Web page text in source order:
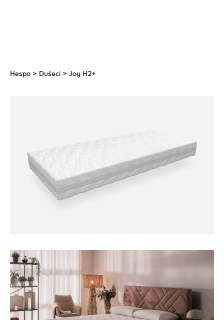
Hespo > Dušeci > Joy H2+